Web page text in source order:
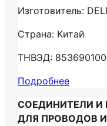
Изготовитель:
Страна: Китай
ТНВЭД:
Подробнее
СОЕДИНИТЕЛИ И
ДЛЯ ПРОВОДОВ